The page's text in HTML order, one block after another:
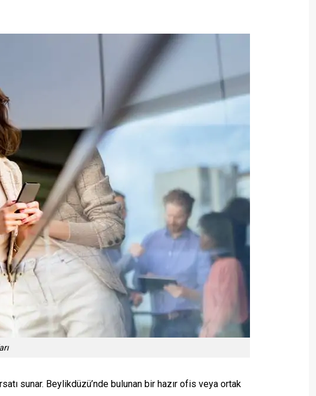
sunar. Beylikdüzü’nde bulunan bir hazır ofis veya ortak